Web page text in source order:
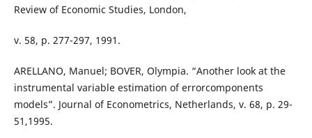
Review of Economic Studies, London,
v. 58, p. 277-297, 1991.
ARELLANO, Manuel; BOVER, Olympia. “Another look at the
instrumental variable estimation of errorcomponents
models”. Journal of Econometrics, Netherlands, v. 68, p. 29-
51,1995.